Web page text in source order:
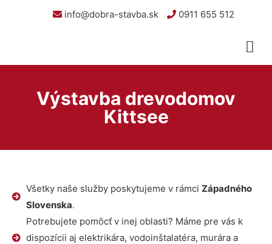
info@dobra-stavba.sk 0911 655 512
Výstavba drevodomov
Kittsee
Všetky naše služby poskytujeme v rámci Západného
Slovenska.
Potrebujete pomôcť v inej oblasti? Máme pre vás k
dispozícii aj elektrikára, vodoinštalatéra, murára a